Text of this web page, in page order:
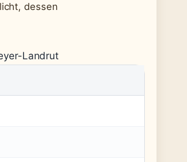
dessen
Landrut